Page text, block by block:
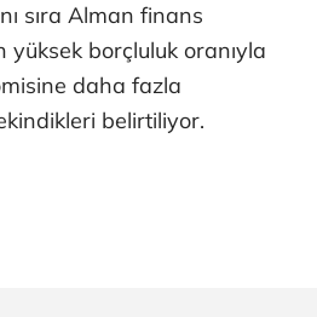
sıra Alman finans
borçluluk oranıyla
daha fazla
belirtiliyor.